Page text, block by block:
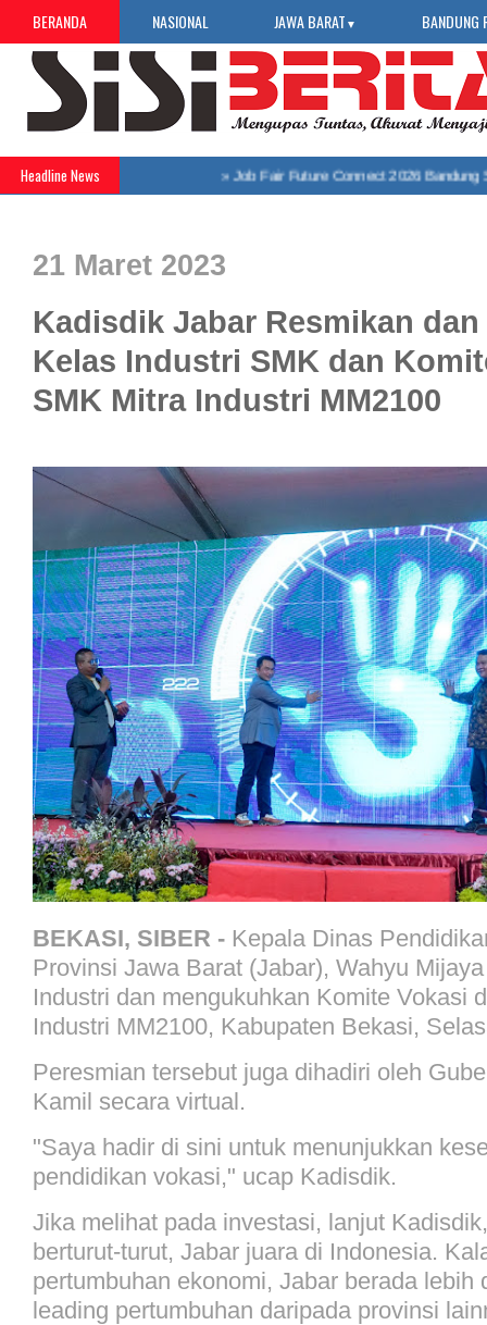
BERANDA NASIONAL JAWA BARAT ▼ BANDUNG
Headline News Job Fair Future Connect 2026 Bandung
21 Maret 2023
Kadisdik Jabar Resmikan
Kelas Industri SMK dan
SMK Mitra Industri MM2100
BEKASI, SIBER - Kepala Dinas
Provinsi Jawa Barat (Jabar), Wahyu
Industri dan mengukuhkan Komite Vokasi
Industri MM2100, Kabupaten Bekasi,
Peresmian tersebut juga dihadiri oleh
Kamil secara virtual.
"Saya hadir di sini untuk menunjukkan
pendidikan vokasi," ucap Kadisdik.
Jika melihat pada investasi, lanjut
berturut-turut, Jabar juara di Indonesia.
pertumbuhan ekonomi, Jabar berada lebih
leading pertumbuhan daripada provinsi